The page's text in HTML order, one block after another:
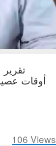
أوقات
106 Views